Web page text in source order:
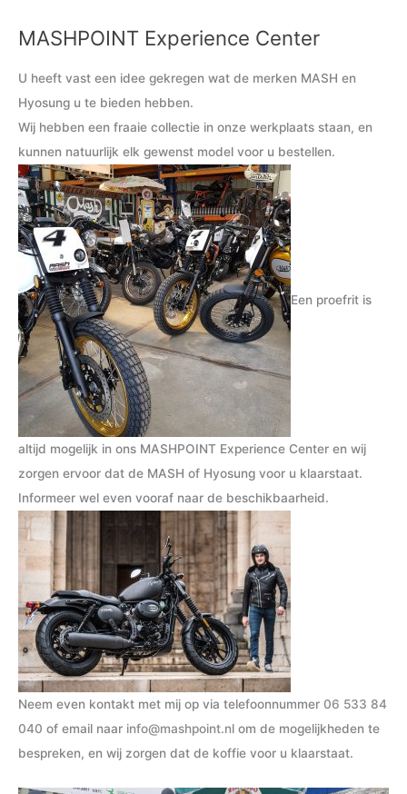
MASHPOINT Experience Center
U heeft vast een idee gekregen wat de merken MASH en
Hyosung u te bieden hebben.
Wij hebben een fraaie collectie in onze werkplaats staan, en
kunnen natuurlijk elk gewenst model voor u bestellen.
Een proefrit is
altijd mogelijk in ons MASHPOINT Experience Center en wij
zorgen ervoor dat de MASH of Hyosung voor u klaarstaat.
Informeer wel even vooraf naar de beschikbaarheid.
Neem even kontakt met mij op via telefoonnummer 06 533 84
040 of email naar info@mashpoint.nl om de mogelijkheden te
bespreken, en wij zorgen dat de koffie voor u klaarstaat.